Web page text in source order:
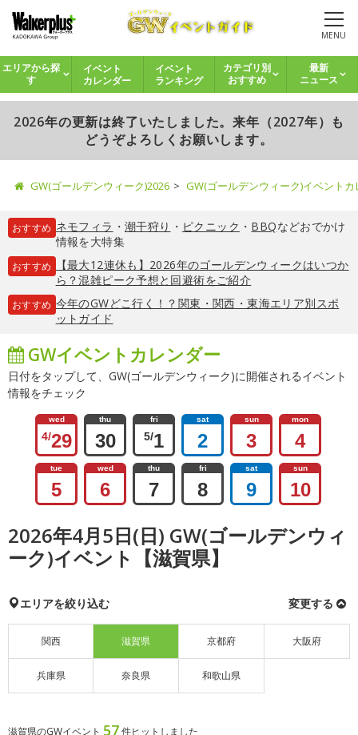
MENU
エリアから探
す
イベント
カレンダー
イベント
ランキング
カテゴリ別
おすすめ
最新
ニュース
2026年の更新は終了いたしました。来年（2027年）も
どうぞよろしくお願いします。
GW(ゴールデンウィーク)2026 GW(ゴールデンウィーク)イベント
おすすめ ネモフィラ ・ 潮干狩り ・ ピクニック ・ BBQなどおでかけ
情報を大特集
おすすめ
【最大12連休も】2026年のゴールデンウィークはいつか
ら？混雑ピーク予想と回避術をご紹介
おすすめ 今年のGWどこ行く！？関東・関西・東海エリア別スポ
ットガイド
GWイベントカレンダー
日付をタップして、GW(ゴールデンウィーク)に開催されるイベント
情報をチェック
wed
4/29
thu
30
fri
5/1
sat
2
sun
3
mon
4
tue
5
wed
6
thu
7
fri
8
sat
9
sun
10
2026年4月5日(日) GW(ゴールデンウィ
ーク)イベント【滋賀県】
エリアを絞り込む 変更する
関西 滋賀県 京都府 大阪府
兵庫県 奈良県 和歌山県
滋賀県のGWイベント 57件ヒットしました